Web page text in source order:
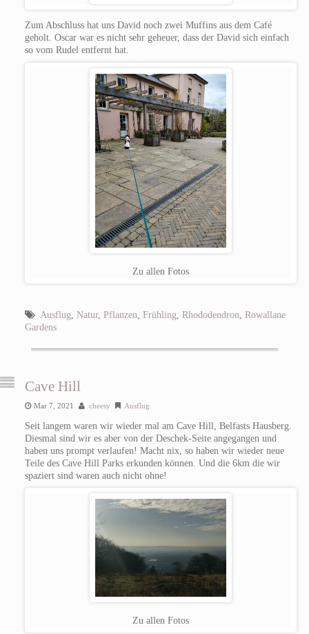
Zum Abschluss hat uns David noch zwei Muffins aus dem Café
geholt. Oscar war es nicht sehr geheuer, dass der David sich einfach
so vom Rudel entfernt hat.
Zu allen Fotos
Ausflug Natur, Pflanzen Frühling Rhododendron Rowallane
Gardens
Cave Hill
Mar 7, 2021 cheesy Ausflug
Seit langem waren wir wieder mal am Cave Hill, Belfasts Hausberg.
Diesmal sind wir es aber von der Deschek-Seite angegangen und
haben uns prompt verlaufen! Macht nix, so haben wir wieder neue
Teile des Cave Hill Parks erkunden können. Und die 6km die wir
spaziert sind waren auch nicht ohne!
Zu allen Fotos